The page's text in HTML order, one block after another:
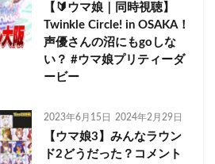
【🔰ウマ娘｜同時視聴】
Twinkle Circle! in OSAKA！
声優さんの沼にもgoしな
い？ #ウマ娘プリティーダ
ービー
2023年6月15日 2024年2月29日
【ウマ娘3】みんなラウン
ド2どうだった？コメント